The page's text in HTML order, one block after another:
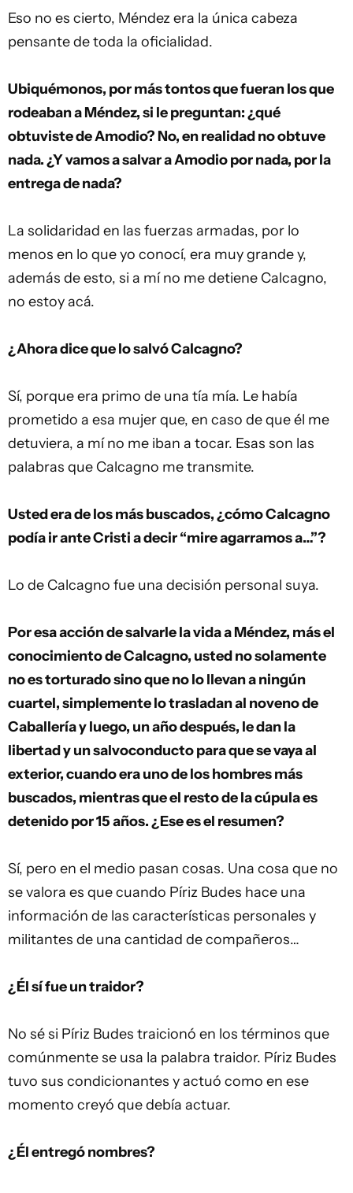
Eso no es cierto, Méndez era la única cabeza
pensante de toda la oficialidad.
Ubiquémonos, por más tontos que fueran los que
rodeaban a Méndez, si le preguntan: ¿qué
obtuviste de Amodio? No, en realidad no obtuve
nada. ¿Y vamos a salvar a Amodio por nada, por la
entrega de nada?
La solidaridad en las fuerzas armadas, por lo
menos en lo que yo conocí, era muy grande y,
además de esto, si a mí no me detiene Calcagno,
no estoy acá.
¿Ahora dice que lo salvó Calcagno?
Sí, porque era primo de una tía mía. Le había
prometido a esa mujer que, en caso de que él me
detuviera, a mí no me iban a tocar. Esas son las
palabras que Calcagno me transmite.
Usted era de los más buscados, ¿cómo Calcagno
podía ir ante Cristi a decir “mire agarramos a…”?
Lo de Calcagno fue una decisión personal suya.
Por esa acción de salvarle la vida a Méndez, más el
conocimiento de Calcagno, usted no solamente
no es torturado sino que no lo llevan a ningún
cuartel, simplemente lo trasladan al noveno de
Caballería y luego, un año después, le dan la
libertad y un salvoconducto para que se vaya al
exterior, cuando era uno de los hombres más
buscados, mientras que el resto de la cúpula es
detenido por 15 años. ¿Ese es el resumen?
Sí, pero en el medio pasan cosas. Una cosa que no
se valora es que cuando Píriz Budes hace una
información de las características personales y
militantes de una cantidad de compañeros…
¿Él sí fue un traidor?
No sé si Píriz Budes traicionó en los términos que
comúnmente se usa la palabra traidor. Píriz Budes
tuvo sus condicionantes y actuó como en ese
momento creyó que debía actuar.
¿Él entregó nombres?